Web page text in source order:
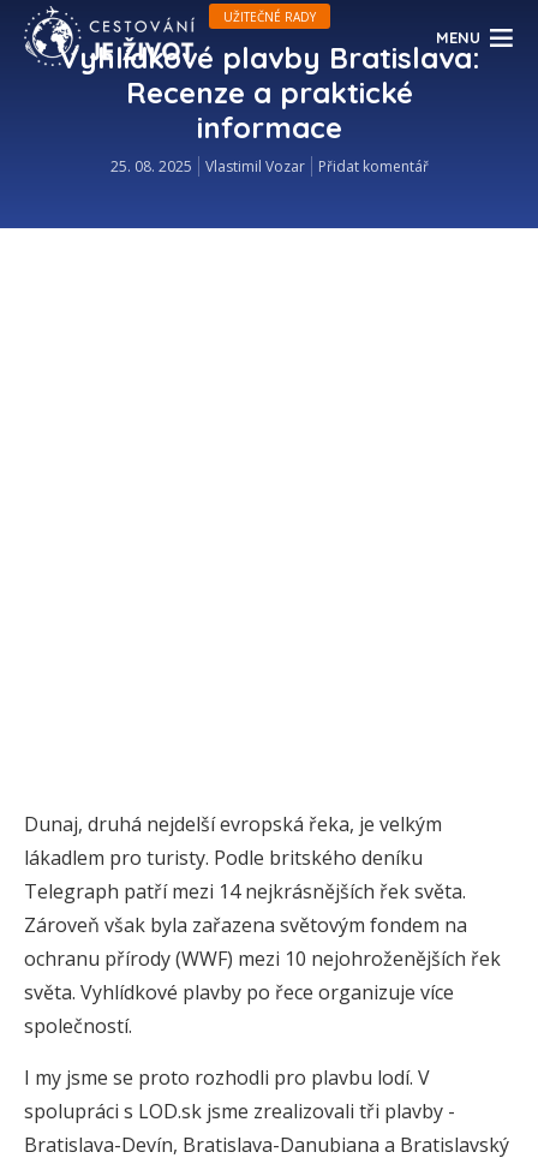
MENU
UŽITEČNÉ RADY
Vyhlídkové plavby Bratislava:
Recenze a praktické
informace
25. 08. 2025 Vlastimil Vozar Přidat komentář
Dunaj, druhá nejdelší evropská řeka, je velkým
lákadlem pro turisty. Podle britského deníku
Telegraph patří mezi 14 nejkrásnějších řek světa.
Zároveň však byla zařazena světovým fondem na
ochranu přírody (WWF) mezi 10 nejohroženějších řek
světa. Vyhlídkové plavby po řece organizuje více
společností.
I my jsme se proto rozhodli pro plavbu lodí. V
spolupráci s LOD.sk jsme zrealizovali tři plavby -
Bratislava-Devín, Bratislava-Danubiana a Bratislavský